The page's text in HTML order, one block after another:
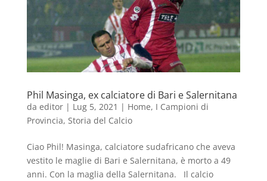
Phil Masinga, ex calciatore di Bari e Salernitana
da editor| Lug 5, 2021 | Home, I Campioni di
Provincia, Storia del Calcio
Ciao Phil! Masinga, calciatore sudafricano che aveva
vestito le maglie di Bari e Salernitana, è morto a 49
anni. Con la maglia della Salernitana. Il calcio